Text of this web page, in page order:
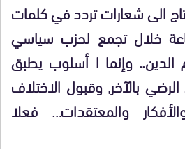
الى شعارات تردد في كلمات
خلال تجمع لحزب سياسي
وإنما ا أسلوب يطبق
بالآخر, وقبول الاختلاف
والمعتقدات… فعلا